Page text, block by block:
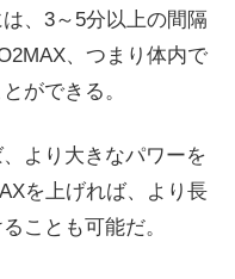
、3～5分以上の間隔
、つまり体内で
ができる。
より大きなパワーを
を上げれば、より長
ことも可能だ。